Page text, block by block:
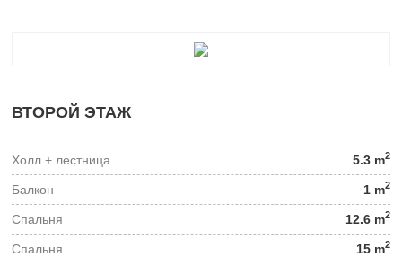
ВТОРОЙ ЭТАЖ
Холл + лестница 5.3 m2
Балкон 1 m2
Спальня 12.6 m2
Спальня 15 m2